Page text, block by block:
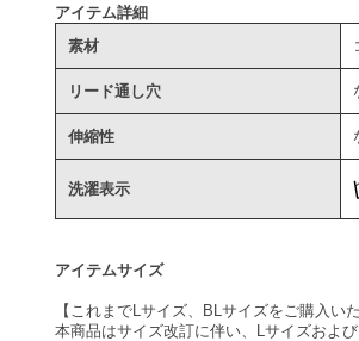
アイテム詳細
素材
リード通し穴
伸縮性
洗濯表示
アイテムサイズ
【これまでLサイズ、BLサイズをご購入い
本商品はサイズ改訂に伴い、Lサイズおよ